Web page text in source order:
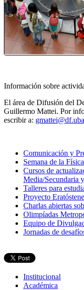
Información sobre
El área de Difusión del
Guillermo Mattei. Por
escribir a:
Comunicación y
Semana de la Física
Cursos de
Media/Secundaria
Talleres para
Proyecto
Charlas abiertas
Olimpíadas
Equipo de
Jornadas de
Institucional
Académica